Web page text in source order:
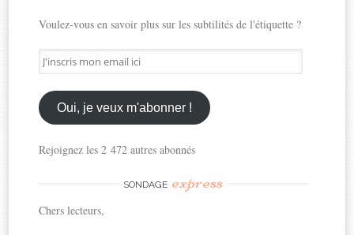
Voulez-vous en savoir plus sur les subtilités de l'étiquette ?
J'inscris
mon
email
ici
Oui, je veux m'abonner !
Rejoignez les 2 472 autres abonnés
SONDAGE express
Chers lecteurs,